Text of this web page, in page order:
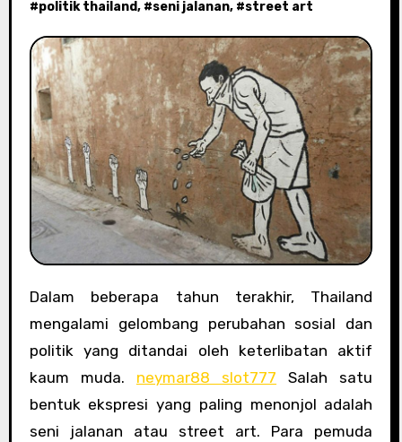
#politik thailand, #seni jalanan, #street art
Dalam beberapa tahun terakhir, Thailand
mengalami gelombang perubahan sosial dan
politik yang ditandai oleh keterlibatan aktif
kaum muda. neymar88 slot777 Salah satu
bentuk ekspresi yang paling menonjol adalah
seni jalanan atau street art. Para pemuda